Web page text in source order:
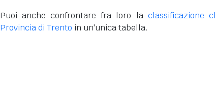
Puoi anche confrontare fra loro la classificazione
Provincia di Trento in un'unica tabella.